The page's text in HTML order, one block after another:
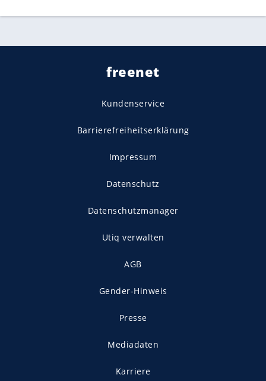
freenet
Kundenservice
Barrierefreiheitserklärung
Impressum
Datenschutz
Datenschutzmanager
Utiq verwalten
AGB
Gender-Hinweis
Presse
Mediadaten
Karriere